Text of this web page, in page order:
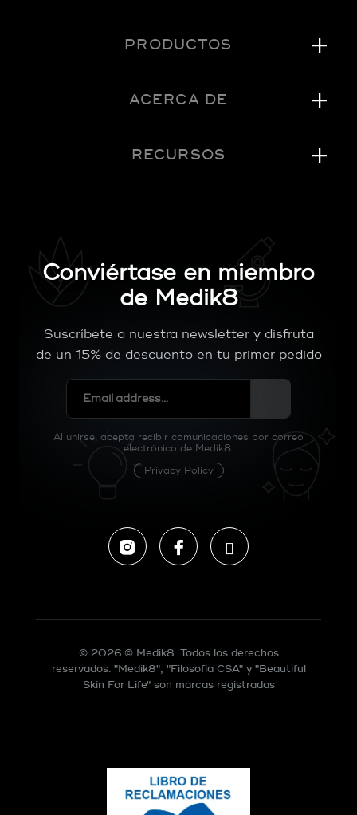
PRODUCTOS
ACERCA DE
RECURSOS
Conviértase en miembro
de Medik8
Suscríbete a nuestra newsletter y disfruta
de un 15% de descuento en tu primer pedido
Al unirse, acepta recibir comunicaciones por correo
electrónico de Medik8.
Privacy Policy
© 2026 © Medik8. Todos los derechos
reservados. "Medik8", "Filosofía CSA" y "Beautiful
Skin For Life" son marcas registradas
InstagramFacebookTiktok